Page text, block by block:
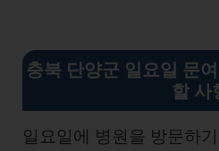
충북 단양군 일요일 문
할 사
일요일에 병원을 방문하